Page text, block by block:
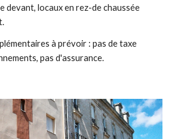
devant, locaux en rez-de chaussée
à prévoir : pas de taxe
pas d'assurance.